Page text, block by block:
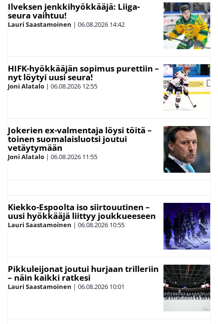
Ilveksen jenkkihyökkääjä: Liiga-
seura vaihtuu!
Lauri Saastamoinen | 06.08.2026 14:42
HIFK-hyökkääjän sopimus purettiin –
nyt löytyi uusi seura!
Joni Alatalo | 06.08.2026 12:55
Jokerien ex-valmentaja löysi töitä –
toinen suomalaisluotsi joutui
vetäytymään
Joni Alatalo | 06.08.2026 11:55
Kiekko-Espoolta iso siirtouutinen –
uusi hyökkääjä liittyy joukkueeseen
Lauri Saastamoinen | 06.08.2026 10:55
Pikkuleijonat joutui hurjaan trilleriin
– näin kaikki ratkesi
Lauri Saastamoinen | 06.08.2026 10:01